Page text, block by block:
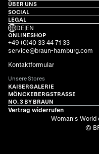
ÜBER UNS
SOCIAL
LEGAL
DE|EN
ONLINESHOP
+49 (0)40 33 44 71 33
service@braun-hamburg.com
Kontaktformular
Unsere Stores
KAISERGALERIE
MÖNCKEBERGSTRASSE
NO. 3 BY BRAUN
Vertrag widerrufen
Woman's World
©